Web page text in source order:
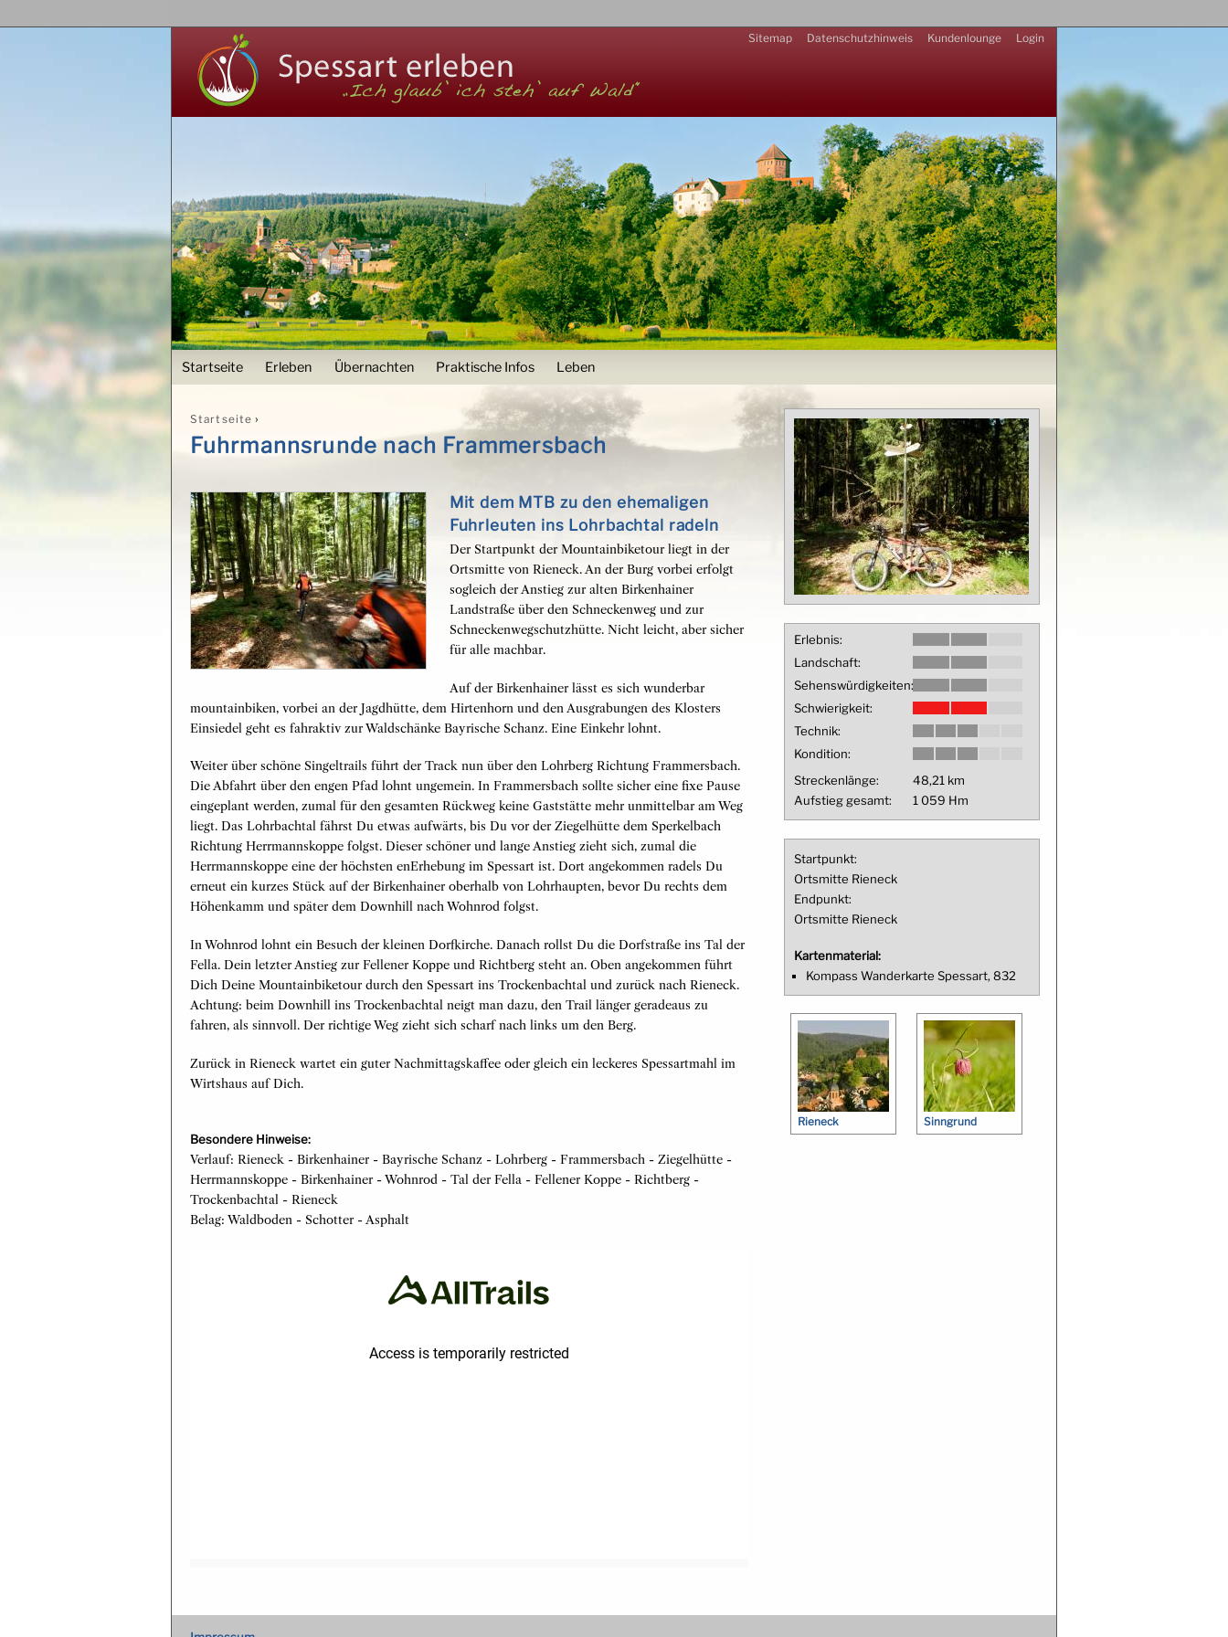
User menu
Sitemap Datenschutzhinweis Kundenlounge Login
Startseite Erleben Übernachten Praktische Infos Leben
Sie sind hier
Startseite ›
Fuhrmannsrunde nach Frammersbach
Mit dem MTB zu den ehemaligen
Fuhrleuten ins Lohrbachtal radeln
Der Startpunkt der Mountainbiketour liegt in der
Ortsmitte von Rieneck. An der Burg vorbei erfolgt
sogleich der Anstieg zur alten Birkenhainer
Landstraße über den Schneckenweg und zur
Schneckenwegschutzhütte. Nicht leicht, aber sicher
für alle machbar.
Auf der Birkenhainer lässt es sich wunderbar
mountainbiken, vorbei an der Jagdhütte, dem Hirtenhorn und den Ausgrabungen des Klosters
Einsiedel geht es fahraktiv zur Waldschänke Bayrische Schanz. Eine Einkehr lohnt.
Weiter über schöne Singeltrails führt der Track nun über den Lohrberg Richtung Frammersbach.
Die Abfahrt über den engen Pfad lohnt ungemein. In Frammersbach sollte sicher eine fixe Pause
eingeplant werden, zumal für den gesamten Rückweg keine Gaststätte mehr unmittelbar am Weg
liegt. Das Lohrbachtal fährst Du etwas aufwärts, bis Du vor der Ziegelhütte dem Sperkelbach
Richtung Herrmannskoppe folgst. Dieser schöner und lange Anstieg zieht sich, zumal die
Herrmannskoppe eine der höchsten enErhebung im Spessart ist. Dort angekommen radels Du
erneut ein kurzes Stück auf der Birkenhainer oberhalb von Lohrhaupten, bevor Du rechts dem
Höhenkamm und später dem Downhill nach Wohnrod folgst.
In Wohnrod lohnt ein Besuch der kleinen Dorfkirche. Danach rollst Du die Dorfstraße ins Tal der
Fella. Dein letzter Anstieg zur Fellener Koppe und Richtberg steht an. Oben angekommen führt
Dich Deine Mountainbiketour durch den Spessart ins Trockenbachtal und zurück nach Rieneck.
Achtung: beim Downhill ins Trockenbachtal neigt man dazu, den Trail länger geradeaus zu
fahren, als sinnvoll. Der richtige Weg zieht sich scharf nach links um den Berg.
Zurück in Rieneck wartet ein guter Nachmittagskaffee oder gleich ein leckeres Spessartmahl im
Wirtshaus auf Dich.
Besondere Hinweise:
Verlauf: Rieneck - Birkenhainer - Bayrische Schanz - Lohrberg - Frammersbach - Ziegelhütte -
Herrmannskoppe - Birkenhainer - Wohnrod - Tal der Fella - Fellener Koppe - Richtberg -
Trockenbachtal - Rieneck
Belag: Waldboden - Schotter - Asphalt
Erlebnis:
Landschaft:
Sehenswürdigkeiten:
Schwierigkeit:
Technik:
Kondition:
Streckenlänge:
48,21 km
Aufstieg gesamt:
1 059 Hm
Startpunkt:
Ortsmitte Rieneck
Endpunkt:
Ortsmitte Rieneck
Kartenmaterial:
Kompass Wanderkarte Spessart, 832
Rieneck Sinngrund